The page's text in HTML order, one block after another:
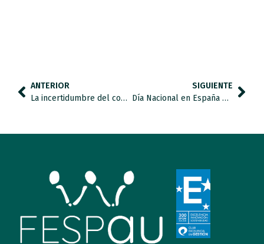
ANTERIOR
La incertidumbre del confinamiento en las personas con autismo puede hacer que retrocedan sus avances
SIGUIENTE
Día Nacional en España de la Convención Internacional sobre los Derechos de las personas con discapacidad